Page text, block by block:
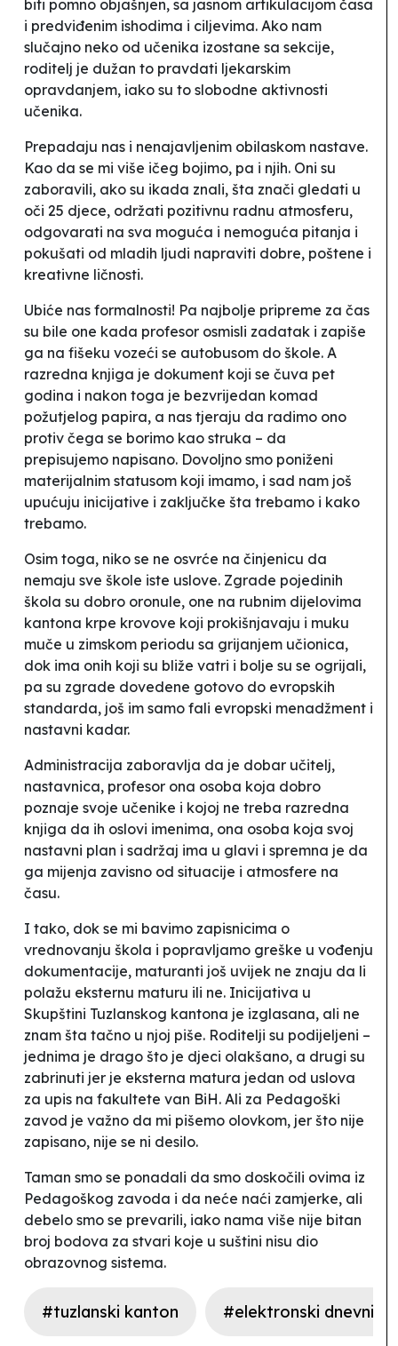
biti pomno objašnjen, sa jasnom artikulacijom časa
i predviđenim ishodima i ciljevima. Ako nam
slučajno neko od učenika izostane sa sekcije,
roditelj je dužan to pravdati ljekarskim
opravdanjem, iako su to slobodne aktivnosti
učenika.
Prepadaju nas i nenajavljenim obilaskom nastave.
Kao da se mi više ičeg bojimo, pa i njih. Oni su
zaboravili, ako su ikada znali, šta znači gledati u
oči 25 djece, održati pozitivnu radnu atmosferu,
odgovarati na sva moguća i nemoguća pitanja i
pokušati od mladih ljudi napraviti dobre, poštene i
kreativne ličnosti.
Ubiće nas formalnosti! Pa najbolje pripreme za čas
su bile one kada profesor osmisli zadatak i zapiše
ga na fišeku vozeći se autobusom do škole. A
razredna knjiga je dokument koji se čuva pet
godina i nakon toga je bezvrijedan komad
požutjelog papira, a nas tjeraju da radimo ono
protiv čega se borimo kao struka – da
prepisujemo napisano. Dovoljno smo poniženi
materijalnim statusom koji imamo, i sad nam još
upućuju inicijative i zaključke šta trebamo i kako
trebamo.
Osim toga, niko se ne osvrće na činjenicu da
nemaju sve škole iste uslove. Zgrade pojedinih
škola su dobro oronule, one na rubnim dijelovima
kantona krpe krovove koji prokišnjavaju i muku
muče u zimskom periodu sa grijanjem učionica,
dok ima onih koji su bliže vatri i bolje su se ogrijali,
pa su zgrade dovedene gotovo do evropskih
standarda, još im samo fali evropski menadžment i
nastavni kadar.
Administracija zaboravlja da je dobar učitelj,
nastavnica, profesor ona osoba koja dobro
poznaje svoje učenike i kojoj ne treba razredna
knjiga da ih oslovi imenima, ona osoba koja svoj
nastavni plan i sadržaj ima u glavi i spremna je da
ga mijenja zavisno od situacije i atmosfere na
času.
I tako, dok se mi bavimo zapisnicima o
vrednovanju škola i popravljamo greške u vođenju
dokumentacije, maturanti još uvijek ne znaju da li
polažu eksternu maturu ili ne. Inicijativa u
Skupštini Tuzlanskog kantona je izglasana, ali ne
znam šta tačno u njoj piše. Roditelji su podijeljeni –
jednima je drago što je djeci olakšano, a drugi su
zabrinuti jer je eksterna matura jedan od uslova
za upis na fakultete van BiH. Ali za Pedagoški
zavod je važno da mi pišemo olovkom, jer što nije
zapisano, nije se ni desilo.
Taman smo se ponadali da smo doskočili ovima iz
Pedagoškog zavoda i da neće naći zamjerke, ali
debelo smo se prevarili, iako nama više nije bitan
broj bodova za stvari koje u suštini nisu dio
obrazovnog sistema.
#tuzlanski kanton #elektronski dnevnici